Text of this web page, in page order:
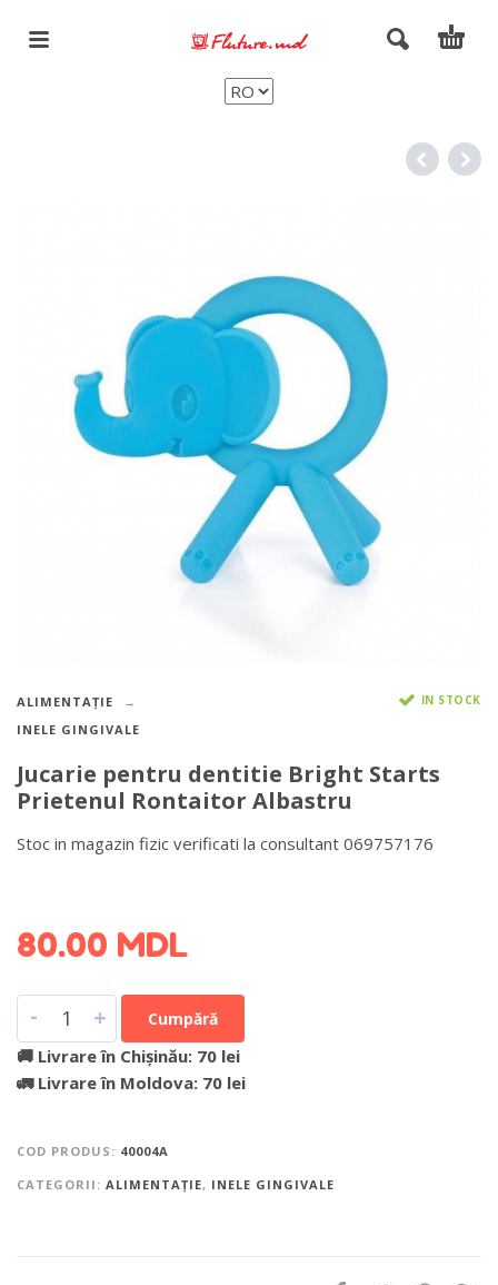
ALIMENTAȚIE
INELE GINGIVALE
IN STOCK
Jucarie pentru dentitie Bright Starts
Prietenul Rontaitor Albastru
Stoc in magazin fizic verificati la consultant 069757176
80.00 MDL
- + Cumpără
🚚 Livrare în Chișinău: 70 lei
🚛 Livrare în Moldova: 70 lei
COD PRODUS: 40004A
CATEGORII: ALIMENTAȚIE, INELE GINGIVALE